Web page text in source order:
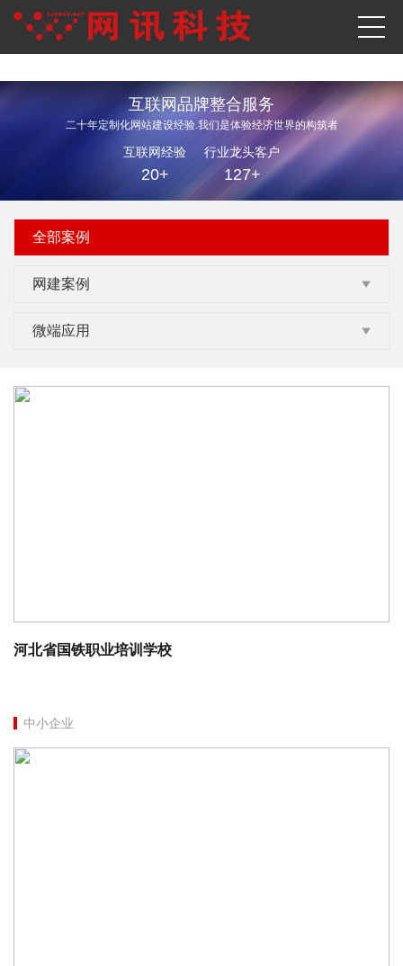
互联网品牌整合服务
二十年定制化网站建设经验.我们是体验经济世界的构筑者
互联网经验
20+
行业龙头客户
127+
全部案例
网建案例
微端应用
河北省国铁职业培训学校
中小企业